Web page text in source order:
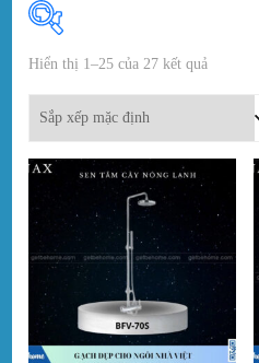
In stock
On sale(0)
Danh mục sản phẩm
Hiển thị 1–25 của 27 kết quả